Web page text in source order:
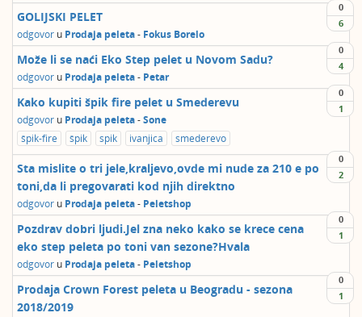
0
6
GOLIJSKI PELET
odgovor u Prodaja peleta- Fokus Borelo
0
4
Može li se naći Eko Step pelet u Novom Sadu?
odgovor u Prodaja peleta- Petar
0
1
Kako kupiti špik fire pelet u Smederevu
odgovor u Prodaja peleta-Sone
špik-fire
špik spik ivanjica smederevo
0
2
Sta mislite o tri jele,kraljevo,ovde mi nude za 210 e po
toni,da li pregovarati kod njih direktno
odgovor u Prodaja peleta- Peletshop
0
1
Pozdrav dobri ljudi.Jel zna neko kako se krece cena
eko step peleta po toni van sezone?Hvala
odgovor u Prodaja peleta- Peletshop
0
1
Prodaja Crown Forest peleta u Beogradu - sezona
2018/2019